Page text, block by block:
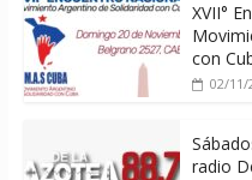
XVII°
con
02/11/
radio